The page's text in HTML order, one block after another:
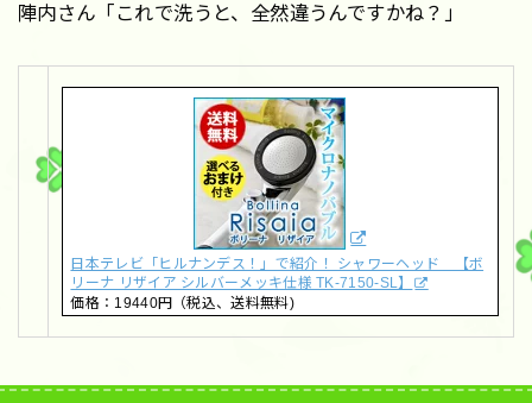
陣内さん「これで洗うと、全然違うんですかね？」
日本テレビ「ヒルナンデス！」で紹介！ シャワーヘッド 【ボ
リーナ リザイア シルバーメッキ仕様 TK-7150-SL】
価格：19440円（税込、送料無料)